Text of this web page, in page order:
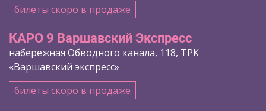
билеты скоро в продаже
КАРО 9 Варшавский Экспресс
набережная Обводного канала, 118, ТРК
«Варшавский экспресс»
билеты скоро в продаже